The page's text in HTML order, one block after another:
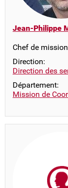
Jean-Philippe
Chef de
Direction:
Direction des
Département:
Mission de